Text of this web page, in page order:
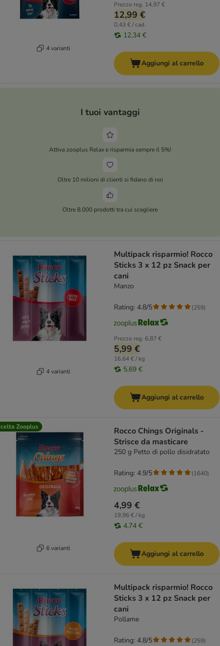
4 varianti
Prezzo reg. 14,97 €
12,99 €
0,43 € / cad.
12,34 €
Aggiungi al carrello
I tuoi vantaggi
Attiva zooplus Relax e risparmia sempre il 5%!
Oltre 10 milioni di clienti si fidano di noi
Oltre 8.000 prodotti tra cui scegliere
4 varianti
Multipack risparmio! Rocco
Sticks 3 x 12 pz Snack per
cani
Manzo
Prezzo reg. 6,87 €
5,99 €
16,64 € / kg
5,69 €
Rating: 4.8/5 (259)
Aggiungi al carrello
Zooplus
6 varianti
Rocco Chings Originals -
Strisce da masticare
250 g Petto di pollo disidratato
4,99 €
19,96 € / kg
4,74 €
Rating: 4.9/5 (1640)
Aggiungi al carrello
Multipack risparmio! Rocco
Sticks 3 x 12 pz Snack per
cani
Pollame
Rating: 4.8/5 (259)